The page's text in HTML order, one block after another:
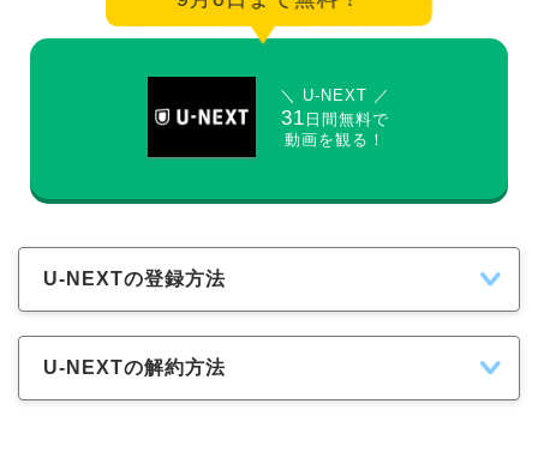
＼ U-NEXT ／
31 日間無料で
動画を観る！
U-NEXTの登録方法
U-NEXTの解約方法